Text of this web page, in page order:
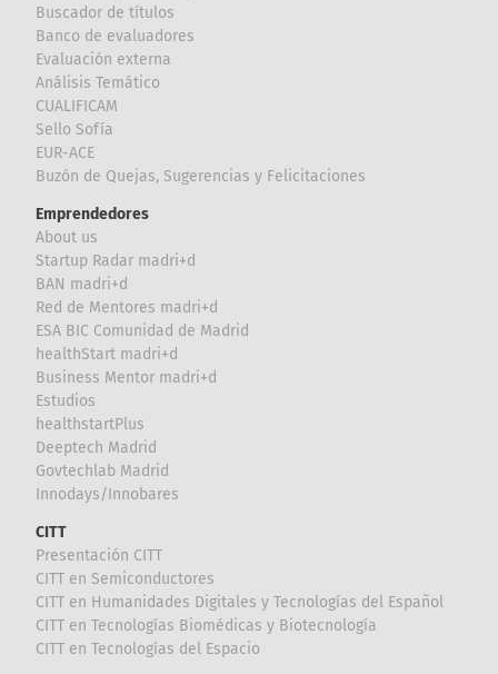
Buscador de títulos
Banco de evaluadores
Evaluación externa
Análisis Temático
CUALIFICAM
Sello Sofía
EUR-ACE
Buzón de Quejas, Sugerencias y Felicitaciones
Emprendedores
About us
Startup Radar madri+d
BAN madri+d
Red de Mentores madri+d
ESA BIC Comunidad de Madrid
healthStart madri+d
Business Mentor madri+d
Estudios
healthstartPlus
Deeptech Madrid
Govtechlab Madrid
Innodays/Innobares
CITT
Presentación CITT
CITT en Semiconductores
CITT en Humanidades Digitales y Tecnologías del Español
CITT en Tecnologías Biomédicas y Biotecnología
CITT en Tecnologías del Espacio